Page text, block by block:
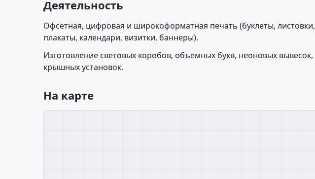
Деятельность
Офсетная, цифровая и широкоформатная печать (буклеты, листовки,
плакаты, календари, визитки, баннеры).
Изготовление световых коробов, объемных букв, неоновых вывесок,
крышных установок.
На карте